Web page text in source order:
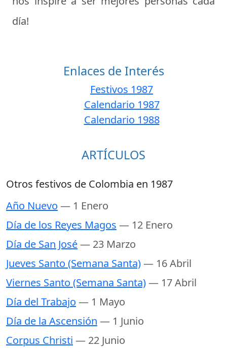
día!
Enlaces de Interés
Festivos 1987
Calendario 1987
Calendario 1988
ARTÍCULOS
Otros festivos de Colombia en 1987
Año Nuevo — 1 Enero
Día de los Reyes Magos — 12 Enero
Día de San José— 23 Marzo
Jueves Santo (Semana Santa)— 16 Abril
Viernes Santo (Semana Santa)— 17 Abril
Día del Trabajo — 1 Mayo
Día de la Ascensión — 1 Junio
Corpus Christi — 22 Junio